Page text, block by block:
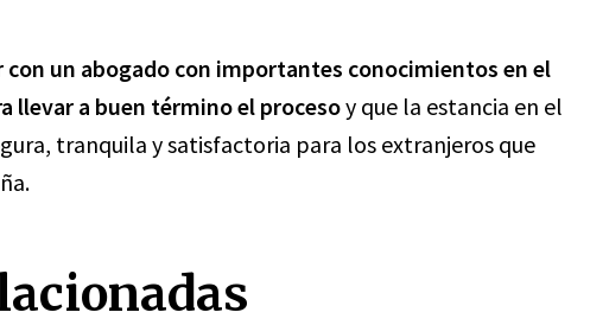
con un abogado con importantes conocimientos en el
llevar a buen término el procesoy que la estancia en el
tranquila y satisfactoria para los extranjeros que